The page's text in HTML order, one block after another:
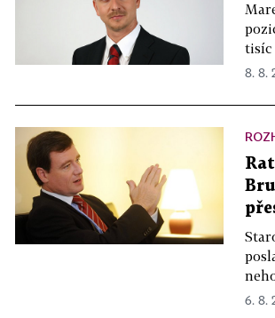
tisíc
8. 8.
6. 8.